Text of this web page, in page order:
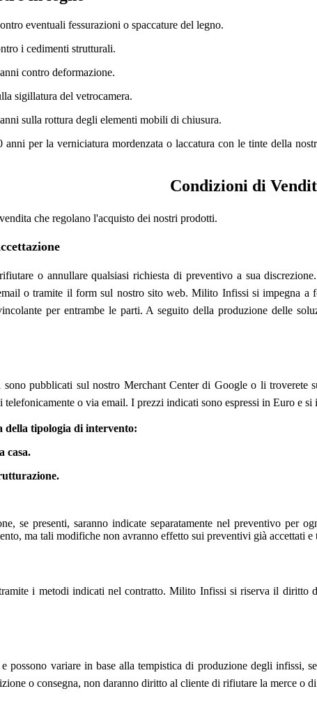
eventuali fessurazioni o spaccature del legno.
i cedimenti strutturali.
contro deformazione.
sigillatura del vetrocamera.
sulla rottura degli elementi mobili di chiusura.
anni per la verniciatura mordenzata o laccatura con le tinte della
Condizioni di
che regolano l'acquisto dei nostri prodotti.
o annullare qualsiasi richiesta di preventivo a sua
o tramite il form sul nostro sito web. Milito Infissi si impegna
per entrambe le parti. A seguito della produzione delle
pubblicati sul nostro Merchant Center di Google o li
telefonicamente o via email. I prezzi indicati sono espressi in Euro e si
della tipologia di intervento:
casa.
se presenti, saranno indicate separatamente nel preventivo
ma tali modifiche non avranno effetto sui preventivi già accettati e
i metodi indicati nel contratto. Milito Infissi si riserva il
possono variare in base alla tempistica di produzione degli infissi,
o consegna, non daranno diritto al cliente di rifiutare la merce o